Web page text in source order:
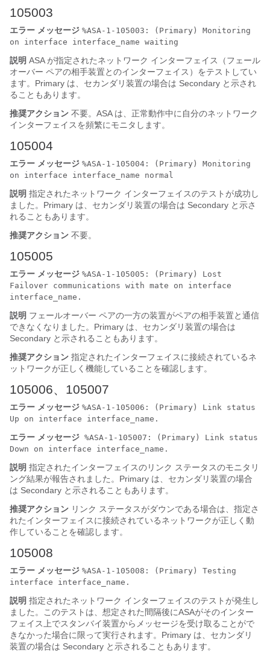
105003
エラー メッセージ %ASA-1-105003: (Primary) Monitoring
on interface interface_name waiting
説明 ASAが指定されたネットワーク インターフェイス（フェール
オーバー ペアの相手装置とのインターフェイス）をテストしてい
ます。Primary は、セカンダリ装置の場合は Secondary と示され
ることもあります。
推奨アクション 不要。 ASAは、正常動作中に自分のネットワーク
インターフェイスを頻繁にモニタします。
105004
エラー メッセージ %ASA-1-105004: (Primary) Monitoring
on interface interface_name normal
説明 指定されたネットワーク インターフェイスのテストが成功し
ました。Primary は、セカンダリ装置の場合は Secondary と示さ
れることもあります。
推奨アクション 不要。
105005
エラー メッセージ %ASA-1-105005: (Primary) Lost
Failover communications with mate on interface
interface_name.
説明 フェールオーバー ペアの一方の装置がペアの相手装置と通信
できなくなりました。Primary は、セカンダリ装置の場合は
Secondary と示されることもあります。
推奨アクション 指定されたインターフェイスに接続されているネ
ットワークが正しく機能していることを確認します。
105006、105007
エラー メッセージ %ASA-1-105006: (Primary) Link status
Up on interface interface_name.
エラー メッセージ %ASA-1-105007: (Primary) Link status
Down on interface interface_name.
説明 指定されたインターフェイスのリンク ステータスのモニタリ
ング結果が報告されました。Primary は、セカンダリ装置の場合
は Secondary と示されることもあります。
推奨アクション リンク ステータスがダウンである場合は、指定さ
れたインターフェイスに接続されているネットワークが正しく動
作していることを確認します。
105008
エラー メッセージ %ASA-1-105008: (Primary) Testing
interface interface_name.
説明 指定されたネットワーク インターフェイスのテストが発生し
ました。このテストは、想定された間隔後にASAがそのインター
フェイス上でスタンバイ装置からメッセージを受け取ることがで
きなかった場合に限って実行されます。Primary は、セカンダリ
装置の場合は Secondary と示されることもあります。